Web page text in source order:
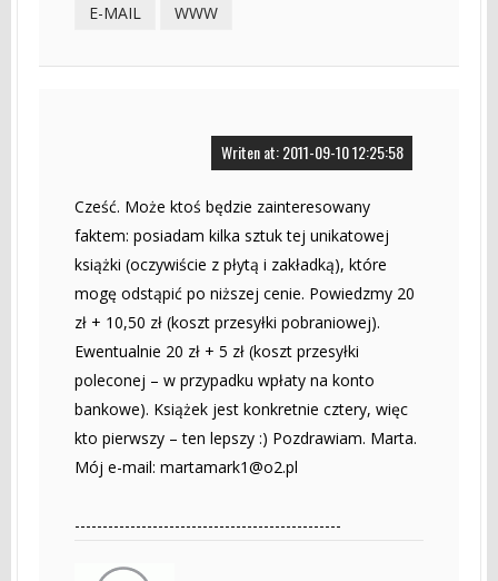
E-MAIL WWW
Writen at: 2011-09-10 12:25:58
Cześć. Może ktoś będzie zainteresowany
faktem: posiadam kilka sztuk tej unikatowej
książki (oczywiście z płytą i zakładką), które
mogę odstąpić po niższej cenie. Powiedzmy 20
zł + 10,50 zł (koszt przesyłki pobraniowej).
Ewentualnie 20 zł + 5 zł (koszt przesyłki
poleconej – w przypadku wpłaty na konto
bankowe). Książek jest konkretnie cztery, więc
kto pierwszy – ten lepszy :) Pozdrawiam. Marta.
Mój e-mail: martamark1@o2.pl
------------------------------------------------